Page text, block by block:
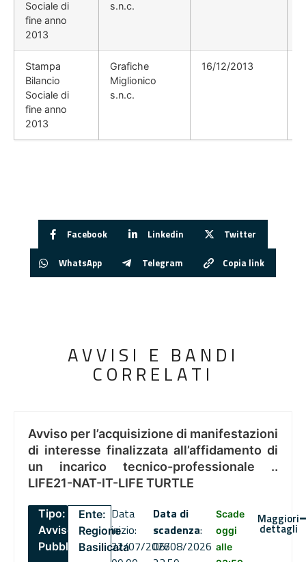
Sociale di
fine anno
2013
s.n.c.
Stampa
Bilancio
Sociale di
fine anno
2013
Grafiche
Miglionico
s.n.c.
16/12/2013
Facebook Linkedin Twitter
WhatsApp Telegram Copia link
AVVISI E BANDI
CORRELATI
Avviso per l’acquisizione di manifestazioni
di interesse finalizzata all’affidamento di
un incarico tecnico-professionale ..
LIFE21-NAT-IT-LIFE TURTLE
Tipo:
Avviso
Pubblico
Ente:
Regione
Basilicata
Data
inizio:
22/07/2026
Data di
scadenza:
06/08/2026
Scade
oggi
alle
Maggiori
dettagli